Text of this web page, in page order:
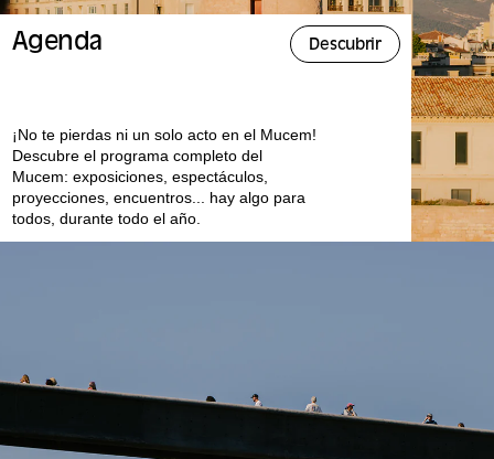
Agenda Descubrir
¡No te pierdas ni un solo acto en el Mucem!
Descubre el programa completo del
Mucem: exposiciones, espectáculos,
proyecciones, encuentros... hay algo para
todos, durante todo el año.